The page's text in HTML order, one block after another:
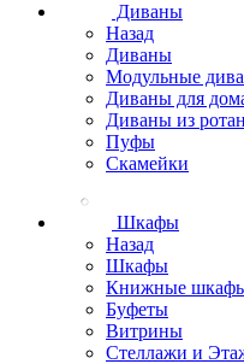
Диваны
Назад
Диваны
Модульные
Диваны для
Диваны из
Пуфы
Скамейки
Шкафы
Назад
Шкафы
Книжные
Буфеты
Витрины
Стеллажи и